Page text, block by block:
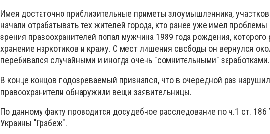
Имея достаточно приблизительные приметы злоумышленника,
начали отрабатывать тех жителей города, кто ранее уже имел проблемы
зрения правоохранителей попал мужчина 1989 года рождения, которого
хранение наркотиков и кражу. С мест лишения свободы он вернулся
перебивался случайными и иногда очень "сомнительными" заработками.
В конце концов подозреваемый признался, что в очередной раз
правоохранители обнаружили вещи заявительницы.
По данному факту проводится досудебное расследование по ч.1 ст. 186
Украины "Грабеж".